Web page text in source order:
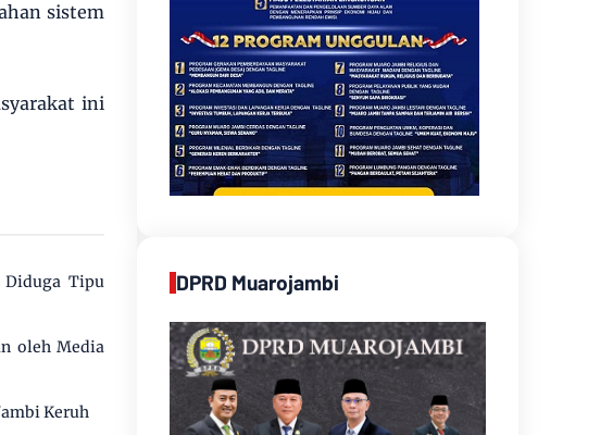
sistem
ini
Diduga Tipu
oleh Media
Keruh
DPRD Muarojambi